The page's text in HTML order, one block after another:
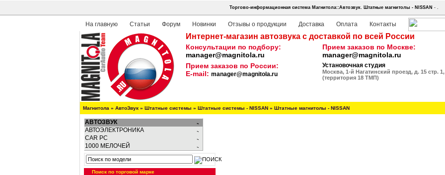
Торгово-информационная система Магнитола::Автозвук. Штатные магнитолы - NISSAN - .
На главную Статьи Форум Новинки Отзывы о продукции Доставка Оплата Контакты
Интернет-магазин автозвука с доставкой по всей России
Консультации по подбору:
manager@magnitola.ru
Прием заказов по Москве:
manager@magnitola.ru
Прием заказов по России:
E-mail: manager@magnitola.ru
Установочная студия
Москва, 1-й Нагатинский проезд, д. 15 стр. 1,
(территория 18 ТМП)
Магнитола » АвтоЗвук » Штатные системы » Штатные системы - NISSAN » Штатные магнитолы - NISSAN
АВТОЗВУК
АВТОЭЛЕКТРОНИКА
CAR PC
1000 МЕЛОЧЕЙ
Поиск по торговой марке